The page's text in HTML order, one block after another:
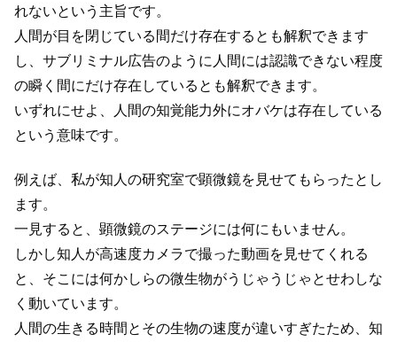
れないという主旨です。
人間が目を閉じている間だけ存在するとも解釈できます
し、サブリミナル広告のように人間には認識できない程度
の瞬く間にだけ存在しているとも解釈できます。
いずれにせよ、人間の知覚能力外にオバケは存在している
という意味です。
例えば、私が知人の研究室で顕微鏡を見せてもらったとし
ます。
一見すると、顕微鏡のステージには何にもいません。
しかし知人が高速度カメラで撮った動画を見せてくれる
と、そこには何かしらの微生物がうじゃうじゃとせわしな
く動いています。
人間の生きる時間とその生物の速度が違いすぎたため、知